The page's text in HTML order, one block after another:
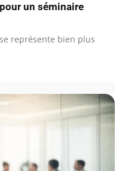
un séminaire
représente bien plus